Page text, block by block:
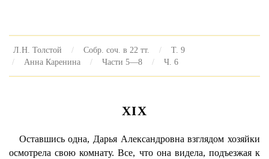
Л.Н. Толстой Собр. соч. в 22 тт.
Т. 9
Анна Каренина
Части 5—8 Ч. 6
XIX
Оставшись одна, Дарья Александровна взглядом хозяйки
осмотрела свою комнату. Все, что она видела, подъезжая к